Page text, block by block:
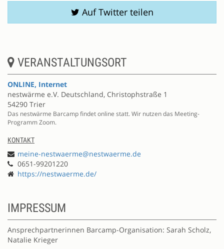
Auf Twitter teilen
VERANSTALTUNGSORT
ONLINE, Internet
nestwärme e.V. Deutschland, Christophstraße 1
54290 Trier
Das nestwärme Barcamp findet online statt. Wir nutzen das Meeting-
Programm Zoom.
KONTAKT
meine-nestwaerme@nestwaerme.de
0651-99201220
https://nestwaerme.de/
IMPRESSUM
Ansprechpartnerinnen Barcamp-Organisation: Sarah Scholz,
Natalie Krieger